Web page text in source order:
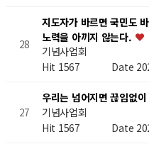
28
지도자가 바르면 국민도
노력을 아끼지 않는다.
기념사업회
Hit 1567 Date
27
우리는 넘어지면 끊임없
기념사업회
Hit 1567 Date